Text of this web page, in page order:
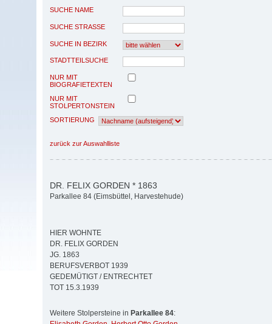
SUCHE NAME
SUCHE STRASSE
SUCHE IN BEZIRK
STADTTEILSUCHE
NUR MIT
BIOGRAFIETEXTEN
NUR MIT
STOLPERTONSTEIN
SORTIERUNG
zurück zur Auswahlliste
DR. FELIX GORDEN * 1863
Parkallee 84 (Eimsbüttel, Harvestehude)
HIER WOHNTE
DR. FELIX GORDEN
JG. 1863
BERUFSVERBOT 1939
GEDEMÜTIGT / ENTRECHTET
TOT 15.3.1939
Weitere Stolpersteine in Parkallee 84: